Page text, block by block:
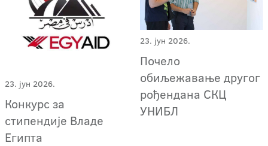
23. јун 2026.
Конкурс за
стипендије Владе
Египта
23. јун 2026.
Почело
обиљежавање другог
рођендана СКЦ
УНИБЛ